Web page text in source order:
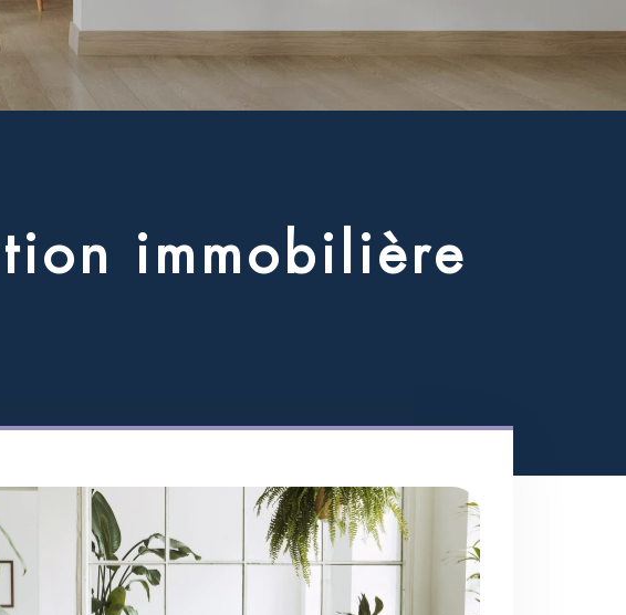
tion immobilière